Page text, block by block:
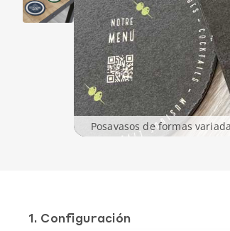
Posavasos de formas
1. Conf­iguración